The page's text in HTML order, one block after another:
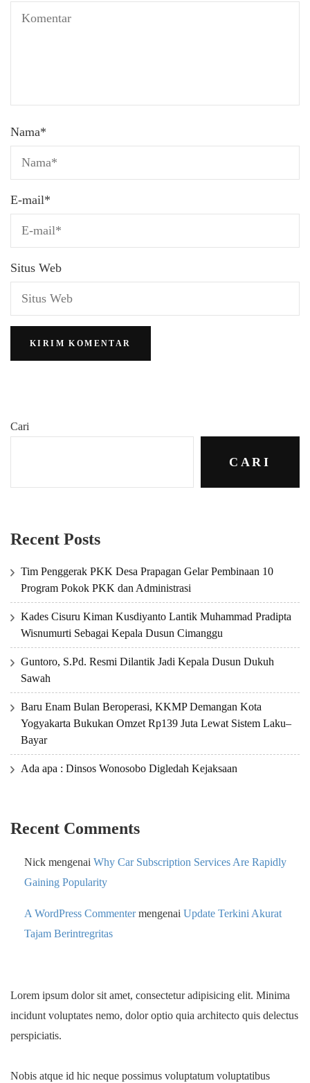
Nama*
E-mail*
Situs Web
Cari
CARI
Recent Posts
Tim Penggerak PKK Desa Prapagan Gelar Pembinaan 10
Program Pokok PKK dan Administrasi
Kades Cisuru Kiman Kusdiyanto Lantik Muhammad Pradipta
Wisnumurti Sebagai Kepala Dusun Cimanggu
Guntoro, S.Pd. Resmi Dilantik Jadi Kepala Dusun Dukuh
Sawah
Baru Enam Bulan Beroperasi, KKMP Demangan Kota
Yogyakarta Bukukan Omzet Rp139 Juta Lewat Sistem Laku–
Bayar
Ada apa : Dinsos Wonosobo Digledah Kejaksaan
Recent Comments
Nick mengenai Why Car Subscription Services Are Rapidly
Gaining Popularity
A WordPress Commentermengenai Update Terkini Akurat
Tajam Berintregritas
Lorem ipsum dolor sit amet, consectetur adipisicing elit. Minima
incidunt voluptates nemo, dolor optio quia architecto quis delectus
perspiciatis.
Nobis atque id hic neque possimus voluptatum voluptatibus